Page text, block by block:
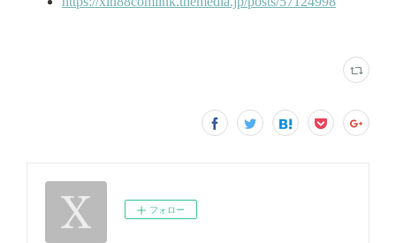
フォロー